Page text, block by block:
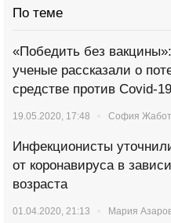
По теме
«Победить без
ученые рассказали о
средстве против Covid-19
19.05.2020, 17:48 София
Инфекционисты
от коронавируса в
возраста
01.04.2020, 21:13 Мария